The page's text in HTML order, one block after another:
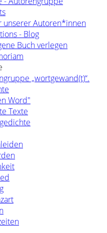
unserer Autoren*innen
- Blog
Buch verlegen
„wortgewand(t)“.
Word"
Texte